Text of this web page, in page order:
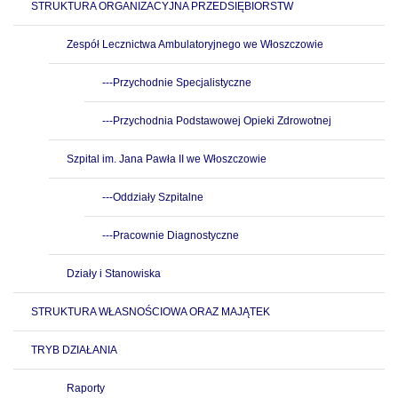
STRUKTURA ORGANIZACYJNA PRZEDSIĘBIORSTW
Zespół Lecznictwa Ambulatoryjnego we Włoszczowie
---Przychodnie Specjalistyczne
---Przychodnia Podstawowej Opieki Zdrowotnej
Szpital im. Jana Pawła II we Włoszczowie
---Oddziały Szpitalne
---Pracownie Diagnostyczne
Działy i Stanowiska
STRUKTURA WŁASNOŚCIOWA ORAZ MAJĄTEK
TRYB DZIAŁANIA
Raporty